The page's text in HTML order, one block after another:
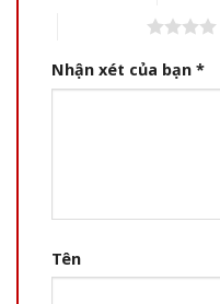
Nhận xét của bạn *
Tên